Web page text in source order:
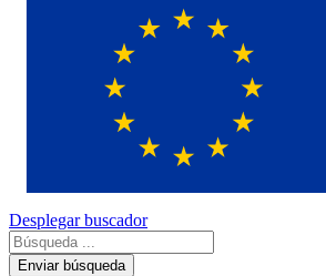
Desplegar buscador
Enviar búsqueda